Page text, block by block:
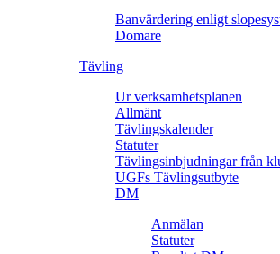
Banvärdering enligt
Domare
Tävling
Ur verksamhetsplanen
Allmänt
Tävlingskalender
Statuter
Tävlingsinbjudningar från
UGFs Tävlingsutbyte
DM
Anmälan
Statuter